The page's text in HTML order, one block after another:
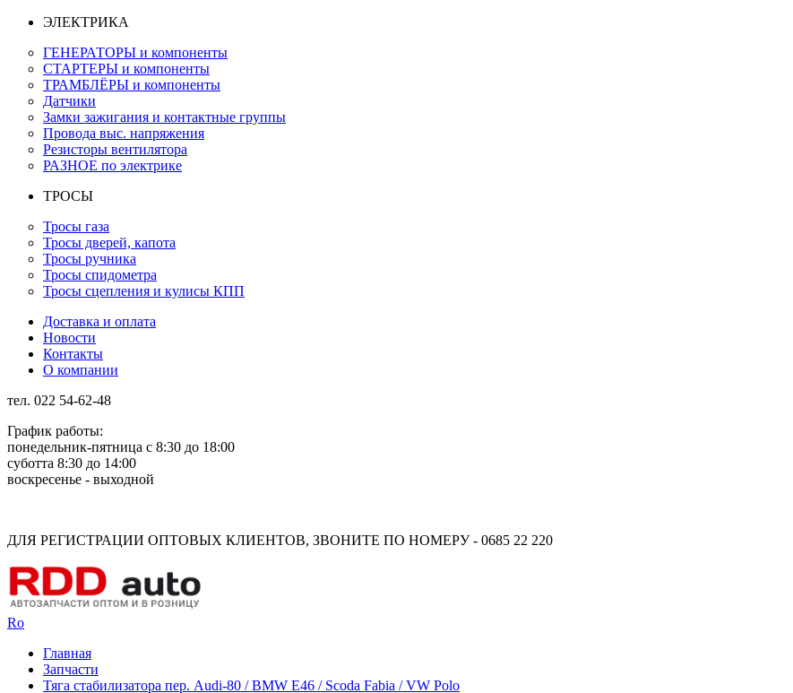
ЭЛЕКТРИКА
ГЕНЕРАТОРЫ и компоненты
СТАРТЕРЫ и компоненты
ТРАМБЛЁРЫ и компоненты
Датчики
Замки зажигания и контактные группы
Провода выс. напряжения
Резисторы вентилятора
РАЗНОЕ по электрике
ТРОСЫ
Тросы газа
Тросы дверей, капота
Тросы ручника
Тросы спидометра
Тросы сцепления и кулисы КПП
Доставка и оплата
Новости
Контакты
О компании
тел. 022 54-62-48
График работы:
понедельник-пятница с 8:30 до 18:00
суботта 8:30 до 14:00
воскресенье - выходной
ДЛЯ РЕГИСТРАЦИИ ОПТОВЫХ КЛИЕНТОВ, ЗВОНИТЕ ПО НОМЕРУ - 0685 22 220
Ro
Главная
Запчасти
Тяга стабилизатора пер. Audi-80 / BMW E46 / Scoda Fabia / VW Polo